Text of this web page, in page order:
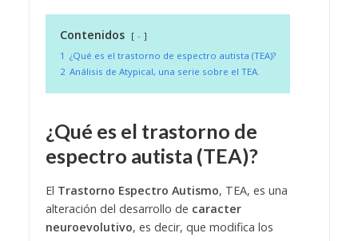
Contenidos
-
1 ¿Qué es el trastorno de espectro autista (TEA)?
2 Análisis de Atypical, una serie sobre el TEA.
¿Qué es el trastorno de
espectro autista (TEA)?
El Trastorno Espectro Autismo, TEA, es una
alteración del desarrollo de caracter
neuroevolutivo, es decir, que modifica los